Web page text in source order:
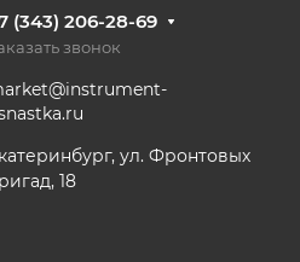
(343) 206-28-69
звонок
ул. Фронтовых
18